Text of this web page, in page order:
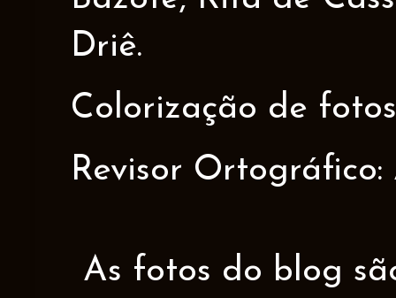
Driê.
Colorização de
Revisor Ortográfico:
As fotos do blog